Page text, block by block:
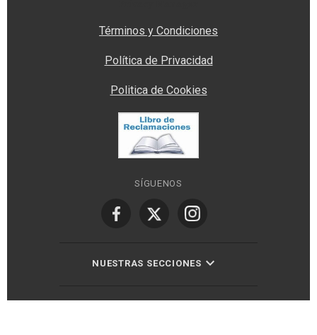
Términos y Condiciones
Política de Privacidad
Politica de Cookies
SÍGUENOS
NUESTRAS SECCIONES